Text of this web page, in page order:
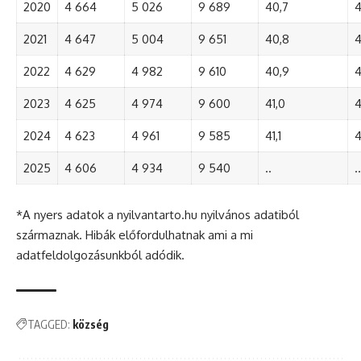
2020 4 664 5 026 9 689 40,7
2021 4 647 5 004 9 651 40,8
2022 4 629 4 982 9 610 40,9
2023 4 625 4 974 9 600 41,0
2024 4 623 4 961 9 585 41,1
2025 4 606 4 934 9 540 .. ..
*A nyers adatok a nyilvantarto.hu nyilvános adatiból
származnak. Hibák előfordulhatnak ami a mi
adatfeldolgozásunkból adódik.
TAGGED: község